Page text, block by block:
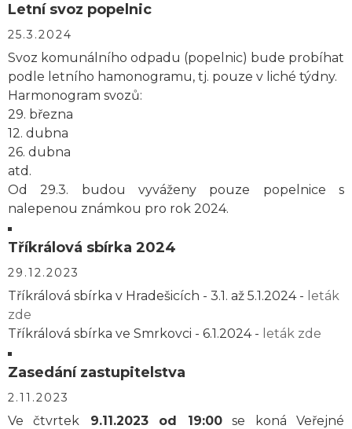
Letní svoz popelnic
25.3.2024
Svoz komunálního odpadu (popelnic) bude probíhat
podle letního hamonogramu, tj. pouze v liché týdny.
Harmonogram svozů:
29. března
12. dubna
26. dubna
atd.
Od 29.3. budou vyváženy pouze popelnice s
nalepenou známkou pro rok 2024.
Tříkrálová sbírka 2024
29.12.2023
Tříkrálová sbírka v Hradešicích - 3.1. až 5.1.2024 - leták
zde
Tříkrálová sbírka ve Smrkovci - 6.1.2024 - leták zde
Zasedání zastupitelstva
2.11.2023
Ve čtvrtek 9.11.2023 od 19:00se koná Veřejné